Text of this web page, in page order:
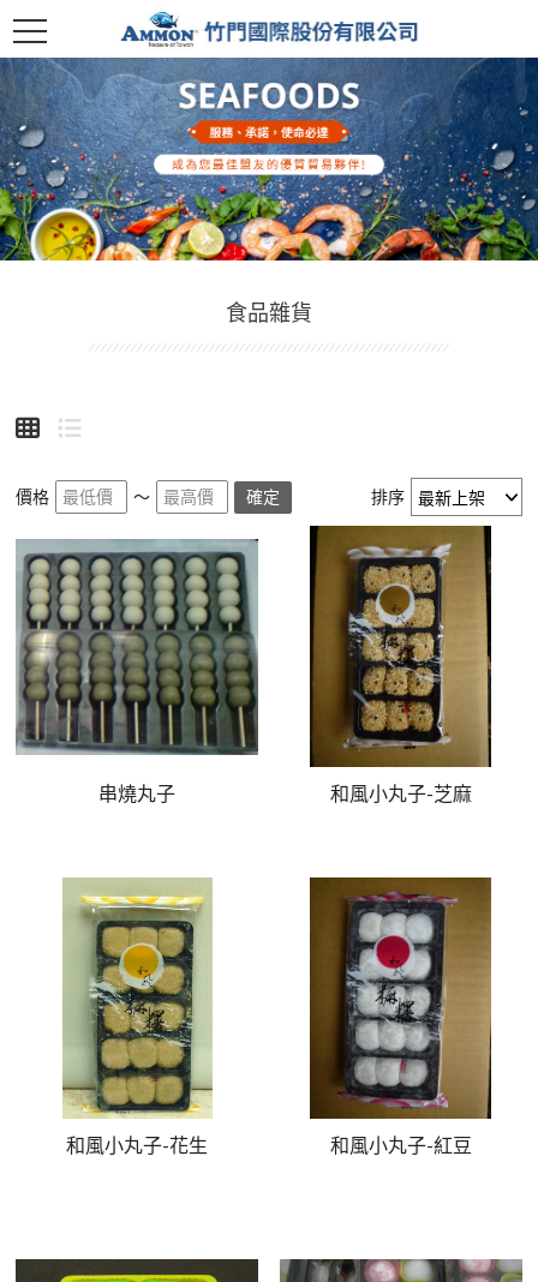
食品雜貨
價格 ～ 確定 排序
串燒丸子 和風小丸子-芝麻
和風小丸子-花生 和風小丸子-紅豆